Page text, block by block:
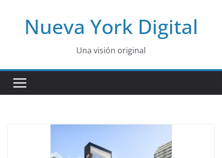
contentNueva York Digital
Una visión original